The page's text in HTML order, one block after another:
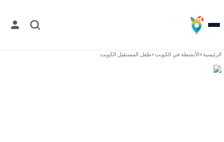
الرئيسية>الأنشطة في الكويت>طفل المستقبل الكويت